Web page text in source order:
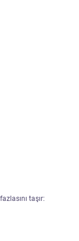
taşır: